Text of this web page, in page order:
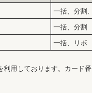
一括、分割
一括、分割
一括、リボ
用しております。カード